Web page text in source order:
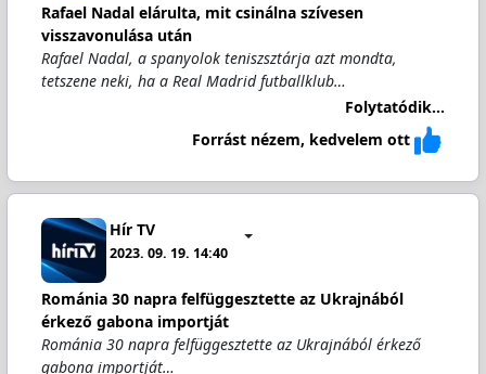
Rafael Nadal elárulta, mit csinálna szívesen
visszavonulása után
Rafael Nadal, a spanyolok teniszsztárja azt mondta,
tetszene neki, ha a Real Madrid futballklub…
Folytatódik...
Forrást nézem, kedvelem ott
Hír TV
2023. 09. 19. 14:40
Románia 30 napra felfüggesztette az Ukrajnából
érkező gabona importját
Románia 30 napra felfüggesztette az Ukrajnából érkező
gabona importját…